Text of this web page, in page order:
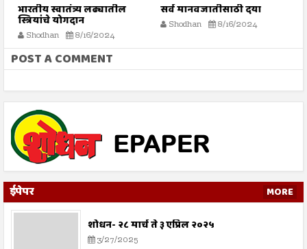
भारतीय स्वातंत्र्य लढ्यातील
स्त्रियांचे योगदान
Shodhan 8/16/2024
सर्व मानवजातीसाठी दया
Shodhan 8/16/2024
POST A COMMENT
ईपेपर MORE
शोधन- २८ मार्च ते ३ एप्रिल २०२५
3/27/2025